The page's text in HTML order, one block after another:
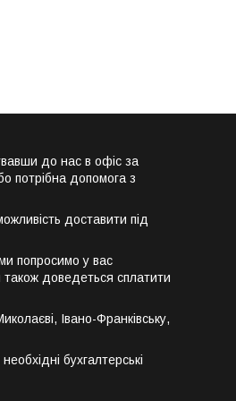
до нас в офіс за
потрібна допомога з
доставити під
попросимо у вас
також доведеться сплатити
Івано-Франківську,
бухгалтерські